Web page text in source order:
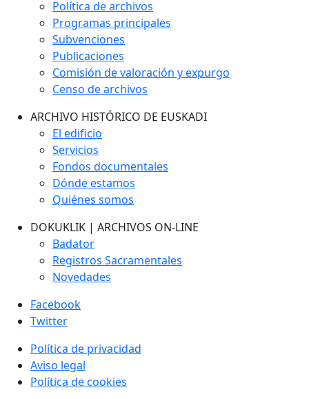
Política de archivos
Programas principales
Subvenciones
Publicaciones
Comisión de valoración y expurgo
Censo de archivos
ARCHIVO HISTÓRICO DE EUSKADI
El edificio
Servicios
Fondos documentales
Dónde estamos
Quiénes somos
DOKUKLIK | ARCHIVOS ON-LINE
Badator
Registros Sacramentales
Novedades
Facebook
Twitter
Política de privacidad
Aviso legal
Política de cookies